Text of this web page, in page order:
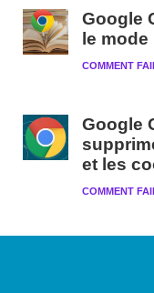
Google
le
COMMENT
Google
et les
COMMENT